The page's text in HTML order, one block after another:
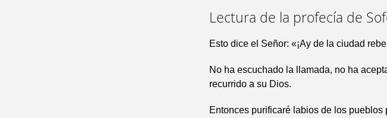
Lectura de la profecía de
Esto dice el Señor: «¡Ay de la ciudad
No ha escuchado la llamada, no ha
recurrido a su Dios.
Entonces purificaré labios de los